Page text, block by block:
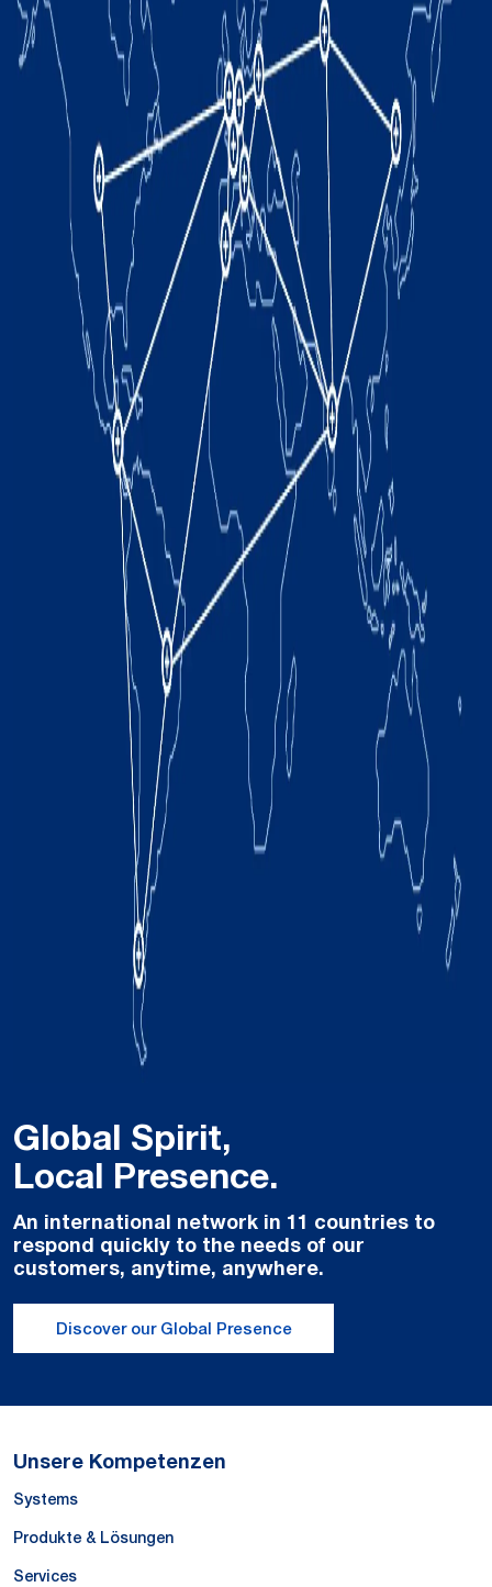
Global Spirit,
Local Presence.
An international network in 11 countries to
respond quickly to the needs of our
customers, anytime, anywhere.
Discover our Global Presence
Unsere Kompetenzen
Systems
Produkte & Lösungen
Services